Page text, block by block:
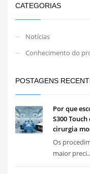
CATEGORIAS
Notícias
Conhecimento do
POSTAGENS
Por que
S300
cirurgia
Os
maior